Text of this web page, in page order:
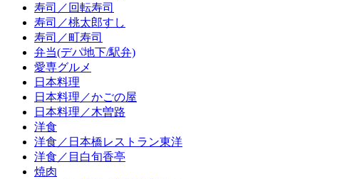
寿司／回転寿司
寿司／桃太郎すし
寿司／町寿司
弁当(デパ地下/駅弁)
愛専グルメ
日本料理
日本料理／かごの屋
日本料理／木曽路
洋食
洋食／日本橋レストラン東洋
洋食／目白旬香亭
焼肉